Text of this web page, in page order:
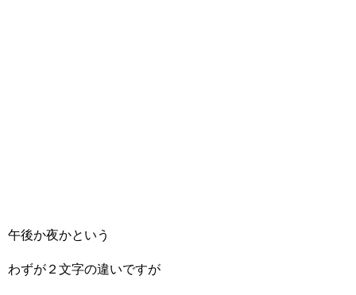
午後か夜かという
わずが２文字の違いですが